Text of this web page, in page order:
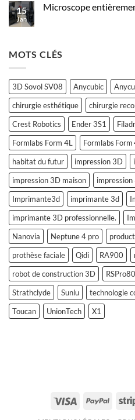
15
Jan
Microscope
MOTS CLÉS
3D Sovol SV08 Anycubic
chirurgie esthétique
chirurgie
Crest Robotics
Ender 3S1
Formlabs Form 4L
Formlabs Form
habitat du futur
impression 3D
impression 3D maison
Imprimante3d
imprimante 3d
imprimante 3D professionnelle.
Nanovia
Neptune 4 pro
prothèse faciale
Qidi RA900
robot de construction 3D
Strathclyde
Sunlu technologie
Toucan
UnionTech X1